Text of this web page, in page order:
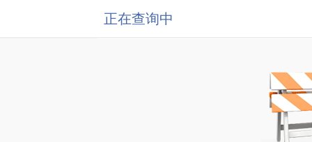
正在查询中